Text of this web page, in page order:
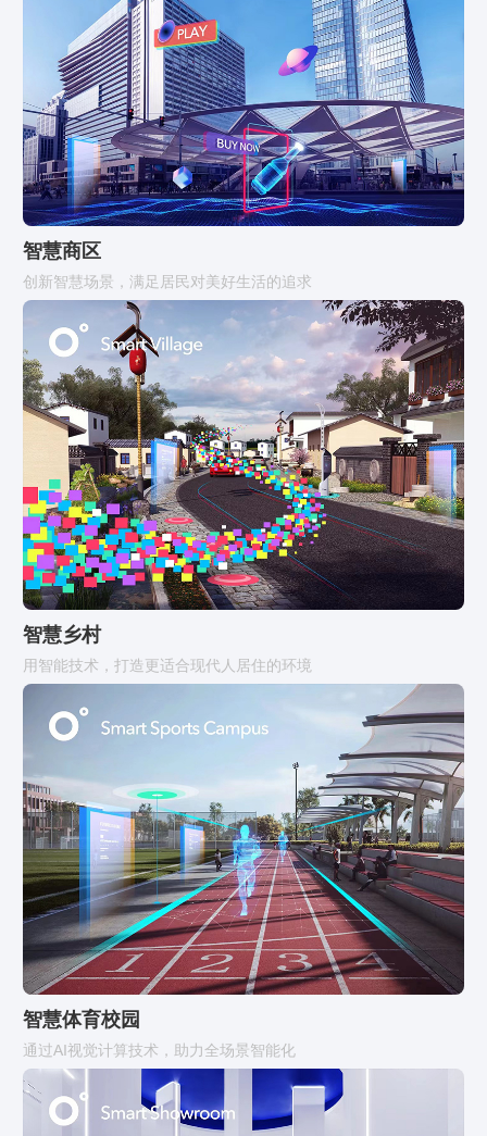
智慧商区
创新智慧场景，满足居民对美好生活的追求
智慧乡村
用智能技术，打造更适合现代人居住的环境
智慧体育校园
通过AI视觉计算技术，助力全场景智能化